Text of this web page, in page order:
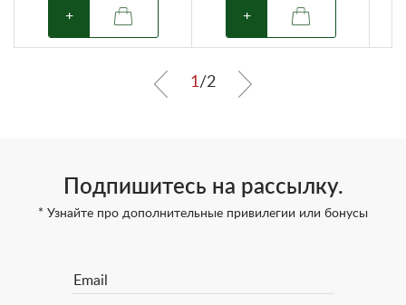
+ +
1/2
Подпишитесь на рассылку.
* Узнайте про дополнительные привилегии или бонусы